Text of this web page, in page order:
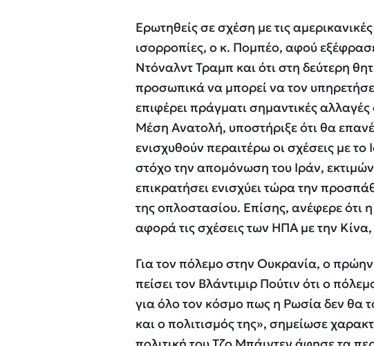
Ερωτηθείς σε σχέση με τις
ισορροπίες, ο κ. Πομπέο, αφού
Ντόναλντ Τραμπ και ότι στη δεύτερη
προσωπικά να μπορεί να τον
επιφέρει πράγματι σημαντικές
Μέση Ανατολή, υποστήριξε ότι θα
ενισχυθούν περαιτέρω οι σχέσεις με
στόχο την απομόνωση του Ιράν,
επικρατήσει ενισχύει τώρα την
της οπλοστασίου. Επίσης, ανέφερε ότι
αφορά τις σχέσεις των ΗΠΑ με την
Για τον πόλεμο στην Ουκρανία, ο
πείσει τον Βλάντιμιρ Πούτιν ότι ο
για όλο τον κόσμο πως η Ρωσία δεν θα
και ο πολιτισμός της», σημείωσε